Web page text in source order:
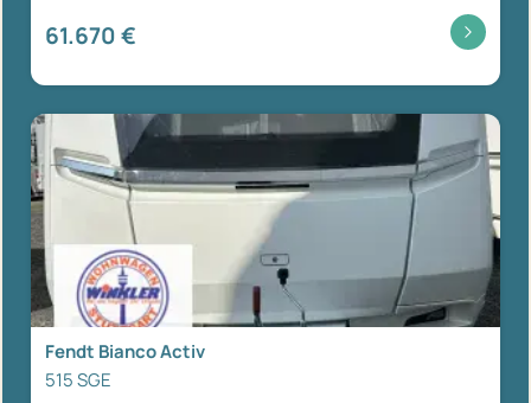
61.670 €
Fendt Bianco Activ
515 SGE